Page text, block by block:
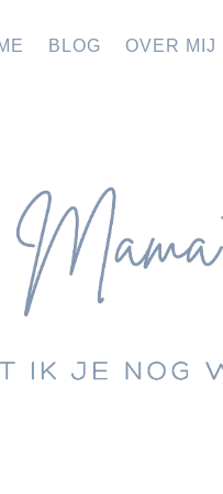
BLOG OVER MIJ